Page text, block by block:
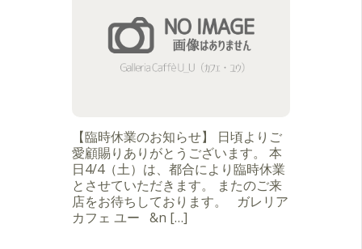
【臨時休業のお知らせ】 日頃よりご
愛顧賜りありがとうございます。 本
日4/4（土）は、都合により臨時休業
とさせていただきます。 またのご来
店をお待ちしております。 ガレリア
カフェ ユー &n […]